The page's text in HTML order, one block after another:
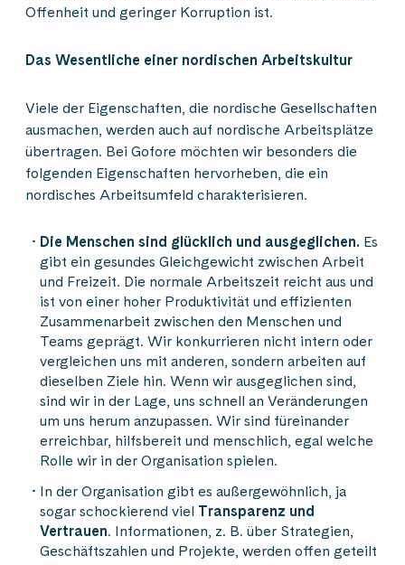
Offenheit und geringer Korruption ist.
Das Wesentliche einer nordischen Arbeitskultur
Viele der Eigenschaften, die nordische Gesellschaften
ausmachen, werden auch auf nordische Arbeitsplätze
übertragen. Bei Gofore möchten wir besonders die
folgenden Eigenschaften hervorheben, die ein
nordisches Arbeitsumfeld charakterisieren.
Die Menschen sind glücklich und ausgeglichen. Es
gibt ein gesundes Gleichgewicht zwischen Arbeit
und Freizeit. Die normale Arbeitszeit reicht aus und
ist von einer hoher Produktivität und effizienten
Zusammenarbeit zwischen den Menschen und
Teams geprägt. Wir konkurrieren nicht intern oder
vergleichen uns mit anderen, sondern arbeiten auf
dieselben Ziele hin. Wenn wir ausgeglichen sind,
sind wir in der Lage, uns schnell an Veränderungen
um uns herum anzupassen. Wir sind füreinander
erreichbar, hilfsbereit und menschlich, egal welche
Rolle wir in der Organisation spielen.
In der Organisation gibt es außergewöhnlich, ja
sogar schockierend viel Transparenz und
Vertrauen. Informationen, z. B. über Strategien,
Geschäftszahlen und Projekte, werden offen geteilt